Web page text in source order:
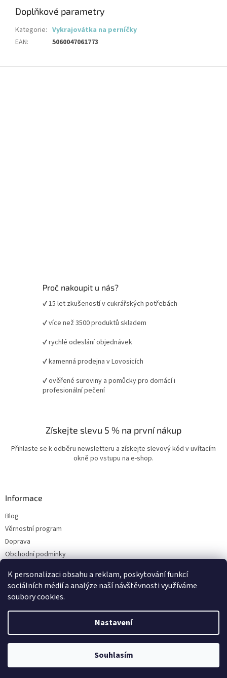
K personalizaci obsahu a reklam, poskytování funkcí
sociálních médií a analýze naší návštěvnosti využíváme
soubory cookies.
Nastavení
Souhlasím
Doplňkové parametry
Kategorie: Vykrajovátka na perníčky
EAN: 5060047061773
Proč nakoupit u nás?
✔ 15 let zkušeností v cukrářských potřebách
✔ více než 3500 produktů skladem
✔ rychlé odeslání objednávek
✔ kamenná prodejna v Lovosicích
✔ ověřené suroviny a pomůcky pro domácí i
profesionální pečení
Získejte slevu 5 % na první nákup
Přihlaste se k odběru newsletteru a získejte slevový kód v uvítacím
okně po vstupu na e-shop.
Informace
Blog
Věrnostní program
Doprava
Obchodní podmínky
Kontakty
Vytvořil Shoptet
. Všechna práva vyhrazena.
cookies